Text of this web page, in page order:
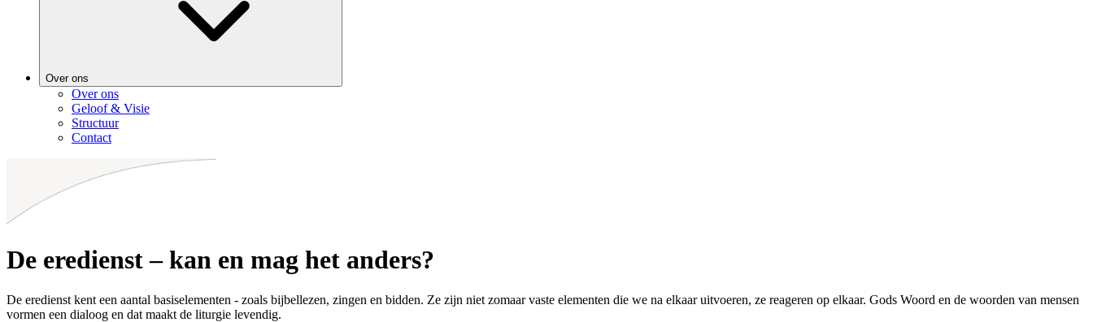
Over ons
Over ons
Geloof & Visie
Structuur
Contact
De eredienst – kan en mag het anders?
De eredienst kent een aantal basiselementen - zoals bijbellezen, zingen en bidden. Ze zijn niet zomaar vaste elementen die we na elkaar uitvoeren, ze reageren op elkaar. Gods Woord en de woorden van mensen
vormen een dialoog en dat maakt de liturgie levendig.